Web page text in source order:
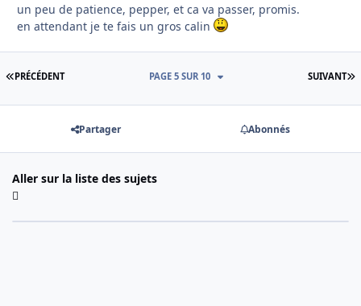
un peu de patience, pepper, et ca va passer, promis.
en attendant je te fais un gros calin
PREMIÈRE PAGE
PRÉCÉDENT SUIVANT
PAGE 5 SUR 10
Partager Abonnés
Aller sur la liste des sujets